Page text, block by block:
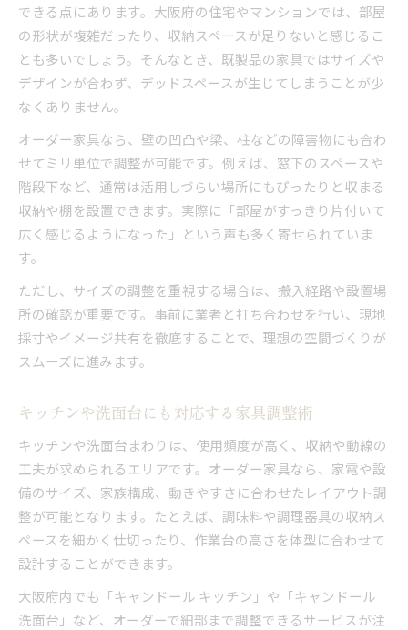
できる点にあります。大阪府の住宅やマンションでは、部屋
の形状が複雑だったり、収納スペースが足りないと感じるこ
とも多いでしょう。そんなとき、既製品の家具ではサイズや
デザインが合わず、デッドスペースが生じてしまうことが少
なくありません。
オーダー家具なら、壁の凹凸や梁、柱などの障害物にも合わ
せてミリ単位で調整が可能です。例えば、窓下のスペースや
階段下など、通常は活用しづらい場所にもぴったりと収まる
収納や棚を設置できます。実際に「部屋がすっきり片付いて
広く感じるようになった」という声も多く寄せられていま
す。
ただし、サイズの調整を重視する場合は、搬入経路や設置場
所の確認が重要です。事前に業者と打ち合わせを行い、現地
採寸やイメージ共有を徹底することで、理想の空間づくりが
スムーズに進みます。
キッチンや洗面台にも対応する家具調整術
キッチンや洗面台まわりは、使用頻度が高く、収納や動線の
工夫が求められるエリアです。オーダー家具なら、家電や設
備のサイズ、家族構成、動きやすさに合わせたレイアウト調
整が可能となります。たとえば、調味料や調理器具の収納ス
ペースを細かく仕切ったり、作業台の高さを体型に合わせて
設計することができます。
大阪府内でも「キャンドール キッチン」や「キャンドール
洗面台」など、オーダーで細部まで調整できるサービスが注